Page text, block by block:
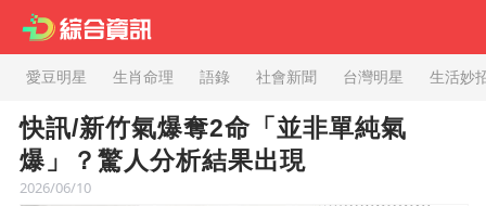
愛豆明星 生肖命理 語錄 社會新聞 台灣明星 生活妙
快訊/新竹氣爆奪2命「並非單純氣
爆」？驚人分析結果出現
2026/06/10